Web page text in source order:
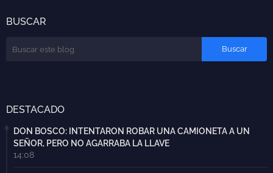
BUSCAR
DESTACADO
DON BOSCO: INTENTARON ROBAR UNA CAMIONETA A UN
SEÑOR, PERO NO AGARRABA LA LLAVE
14:08